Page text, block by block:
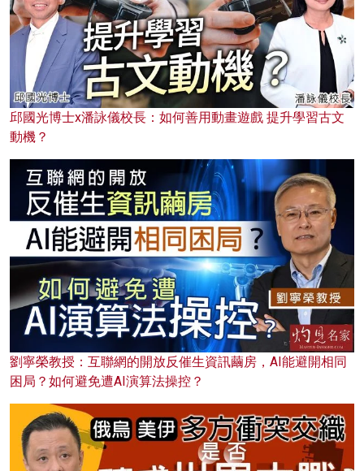
邱國光博士x潘詠儀校長：如何善用動畫遊戲 提升學習古文
動機？
劉寧榮教授：互聯網的開放反催生資訊繭房，AI能避開相同
困局？如何避免遭AI演算法操控？